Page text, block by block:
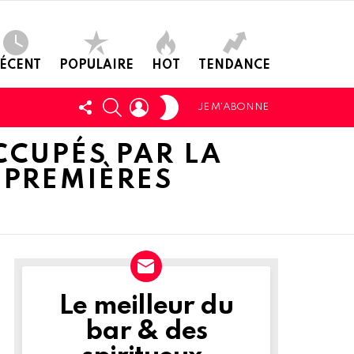
POPULAIRE HOT TENDANCE
SUIVEZ-
NOUS
CHERCHER
LOGIN
JE M’ABONNE
PAR LA
NEWSLETTER
Le meilleur du
bar & des